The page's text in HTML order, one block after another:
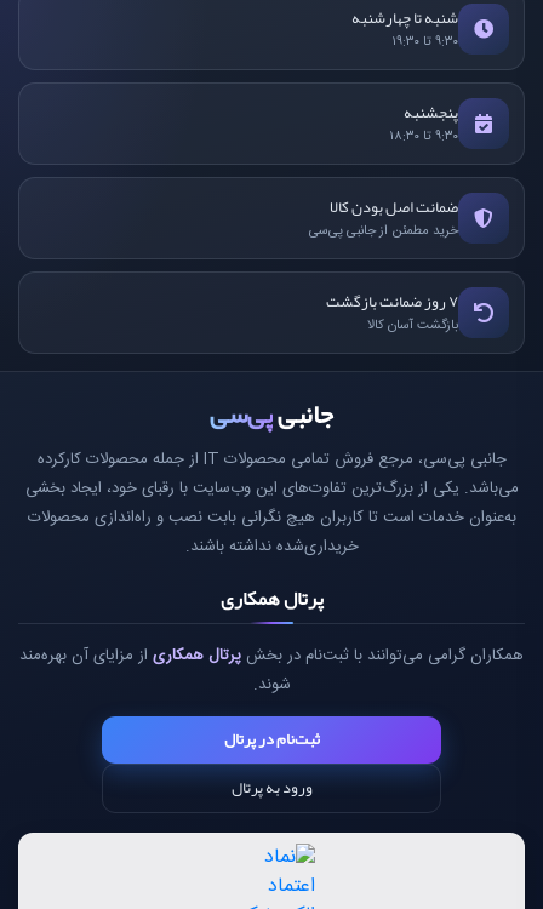
شنبه تا چهارشنبه
۹:۳۰ تا ۱۹:۳۰
پنجشنبه
۹:۳۰ تا ۱۸:۳۰
ضمانت اصل بودن کالا
خرید مطمئن از جانبی پی‌سی
۷ روز ضمانت بازگشت
بازگشت آسان کالا
جانبیپی‌سی
جانبی پی‌سی، مرجع فروش تمامی محصولات IT از جمله محصولات کارکرده
می‌باشد. یکی از بزرگ‌ترین تفاوت‌های این وب‌سایت با رقبای خود، ایجاد بخشی
به‌عنوان خدمات است تا کاربران هیچ نگرانی بابت نصب و راه‌اندازی محصولات
خریداری‌شده نداشته باشند.
پرتال همکاری
همکاران گرامی می‌توانند با ثبت‌نام در بخش پرتال همکاری از مزایای آن بهره‌مند
شوند.
ثبت‌نام در پرتال
ورود به پرتال